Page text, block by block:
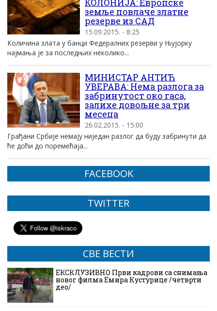
КОЛОНИЈА: Европске
земље повлаче златне
резерве из САД
15.09.2015. - 8:25
Количина злата у банци Федералних резерви у Њујорку
најмања је за последњих неколико...
МИНИСТАР АНТИЋ
УВЕРАВА: Нема разлога за
забринутост око гаса,
залихе довољне за три
месеца
26.02.2015. - 15:00
Грађани Србије немају ниједан разлог да буду забринути да
ће доћи до поремећаја...
FACEBOOK
TWITTER
СВЕ ВЕСТИ
ЕКСКЛУЗИВНО Први кадрови са снимања
новог филма Емира Кустурице /четврти
део/